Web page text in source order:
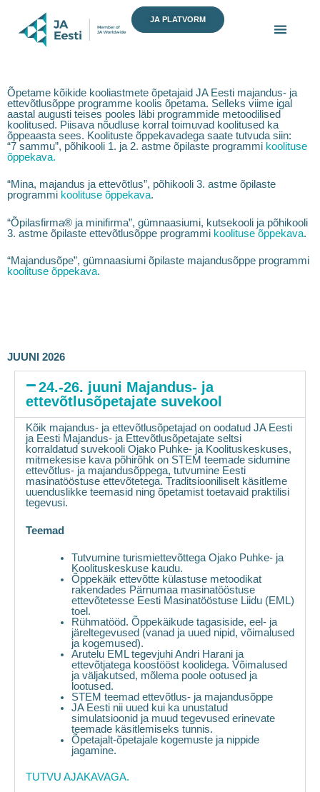
content
JA PLATVORM
Õpetame kõikide kooliastmete õpetajaid JA Eesti majandus- ja
ettevõtlusõppe programme koolis õpetama. Selleks viime igal
aastal augusti teises pooles läbi programmide metoodilised
koolitused. Piisava nõudluse korral toimuvad koolitused ka
õppeaasta sees. Koolituste õppekavadega saate tutvuda siin:
“7 sammu”, põhikooli 1. ja 2. astme õpilaste programmi koolituse
õppekava.
“Mina, majandus ja ettevõtlus”, põhikooli 3. astme õpilaste
programmi koolituse õppekava.
“Õpilasfirma® ja minifirma”, gümnaasiumi, kutsekooli ja põhikooli
3. astme õpilaste ettevõtlusõppe programmi koolituse õppekava.
“Majandusõpe”, gümnaasiumi õpilaste majandusõppe programmi
koolituse õppekava.
JUUNI 2026
24.-26. juuni Majandus- ja
ettevõtlusõpetajate suvekool
Kõik majandus- ja ettevõtlusõpetajad on oodatud JA Eesti
ja Eesti Majandus- ja Ettevõtlusõpetajate seltsi
korraldatud suvekooli Ojako Puhke- ja Koolituskeskuses,
mitmekesise kava põhirõhk on STEM teemade sidumine
ettevõtlus- ja majandusõppega, tutvumine Eesti
masinatööstuse ettevõtetega. Traditsiooniliselt käsitleme
uuenduslikke teemasid ning õpetamist toetavaid praktilisi
tegevusi.
Teemad
Tutvumine turismiettevõttega Ojako Puhke- ja
Koolituskeskuse kaudu.
Õppekäik ettevõtte külastuse metoodikat
rakendades Pärnumaa masinatööstuse
ettevõtetesse Eesti Masinatööstuse Liidu (EML)
toel.
Rühmatööd. Õppekäikude tagasiside, eel- ja
järeltegevused (vanad ja uued nipid, võimalused
ja kogemused).
Arutelu EML tegevjuhi Andri Harani ja
ettevõtjatega koostööst koolidega. Võimalused
ja väljakutsed, mõlema poole ootused ja
lootused.
STEM teemad ettevõtlus- ja majandusõppe
JA Eesti nii uued kui ka unustatud
simulatsioonid ja muud tegevused erinevate
teemade käsitlemiseks tunnis.
Õpetajalt-õpetajale kogemuste ja nippide
jagamine.
TUTVU AJAKAVAGA.